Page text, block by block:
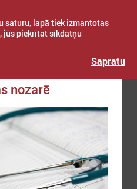
saturu, lapā tiek izmantotas
jūs piekrītat sīkdatņu
Sapratu
KOMITEJA
atbildībām krīzes
nozarē